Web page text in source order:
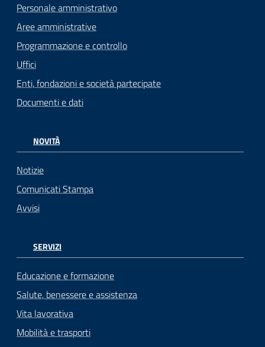
Personale amministrativo
Aree amministrative
Programmazione e controllo
Uffici
Enti, fondazioni e società partecipate
Documenti e dati
NOVITÀ
Notizie
Comunicati Stampa
Avvisi
SERVIZI
Educazione e formazione
Salute, benessere e assistenza
Vita lavorativa
Mobilità e trasporti